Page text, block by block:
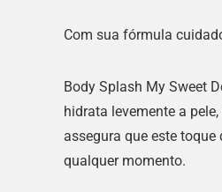
Com sua fórmula
Body Splash My Sweet
hidrata levemente a
assegura que este
qualquer momento.